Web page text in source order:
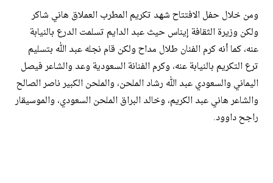
ومن خلال حفل الافتتاح شهد تكريم المطرب العملاق هاني شاكر
ولكن وزيرة الثقافة إيناس حيث عبد الدايم تسلمت الدرع بالنيابة
عنه، كما أنه كرم الفنان طلال مداح ولكن قام نجله عبد الله بتسليم
ترع التكريم بالنيابة عنه، وكرم الفنانة السعودية وعد والشاعر فيصل
اليماني والسعودي عبد الله رشاد الملحن، والملحن الكبير ناصر الصالح
والشاعر هاني عبد الكريم، وخالد البراق الملحن السعودي، والموسيقار
راجح داوود.